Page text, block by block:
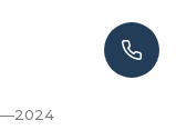
2024